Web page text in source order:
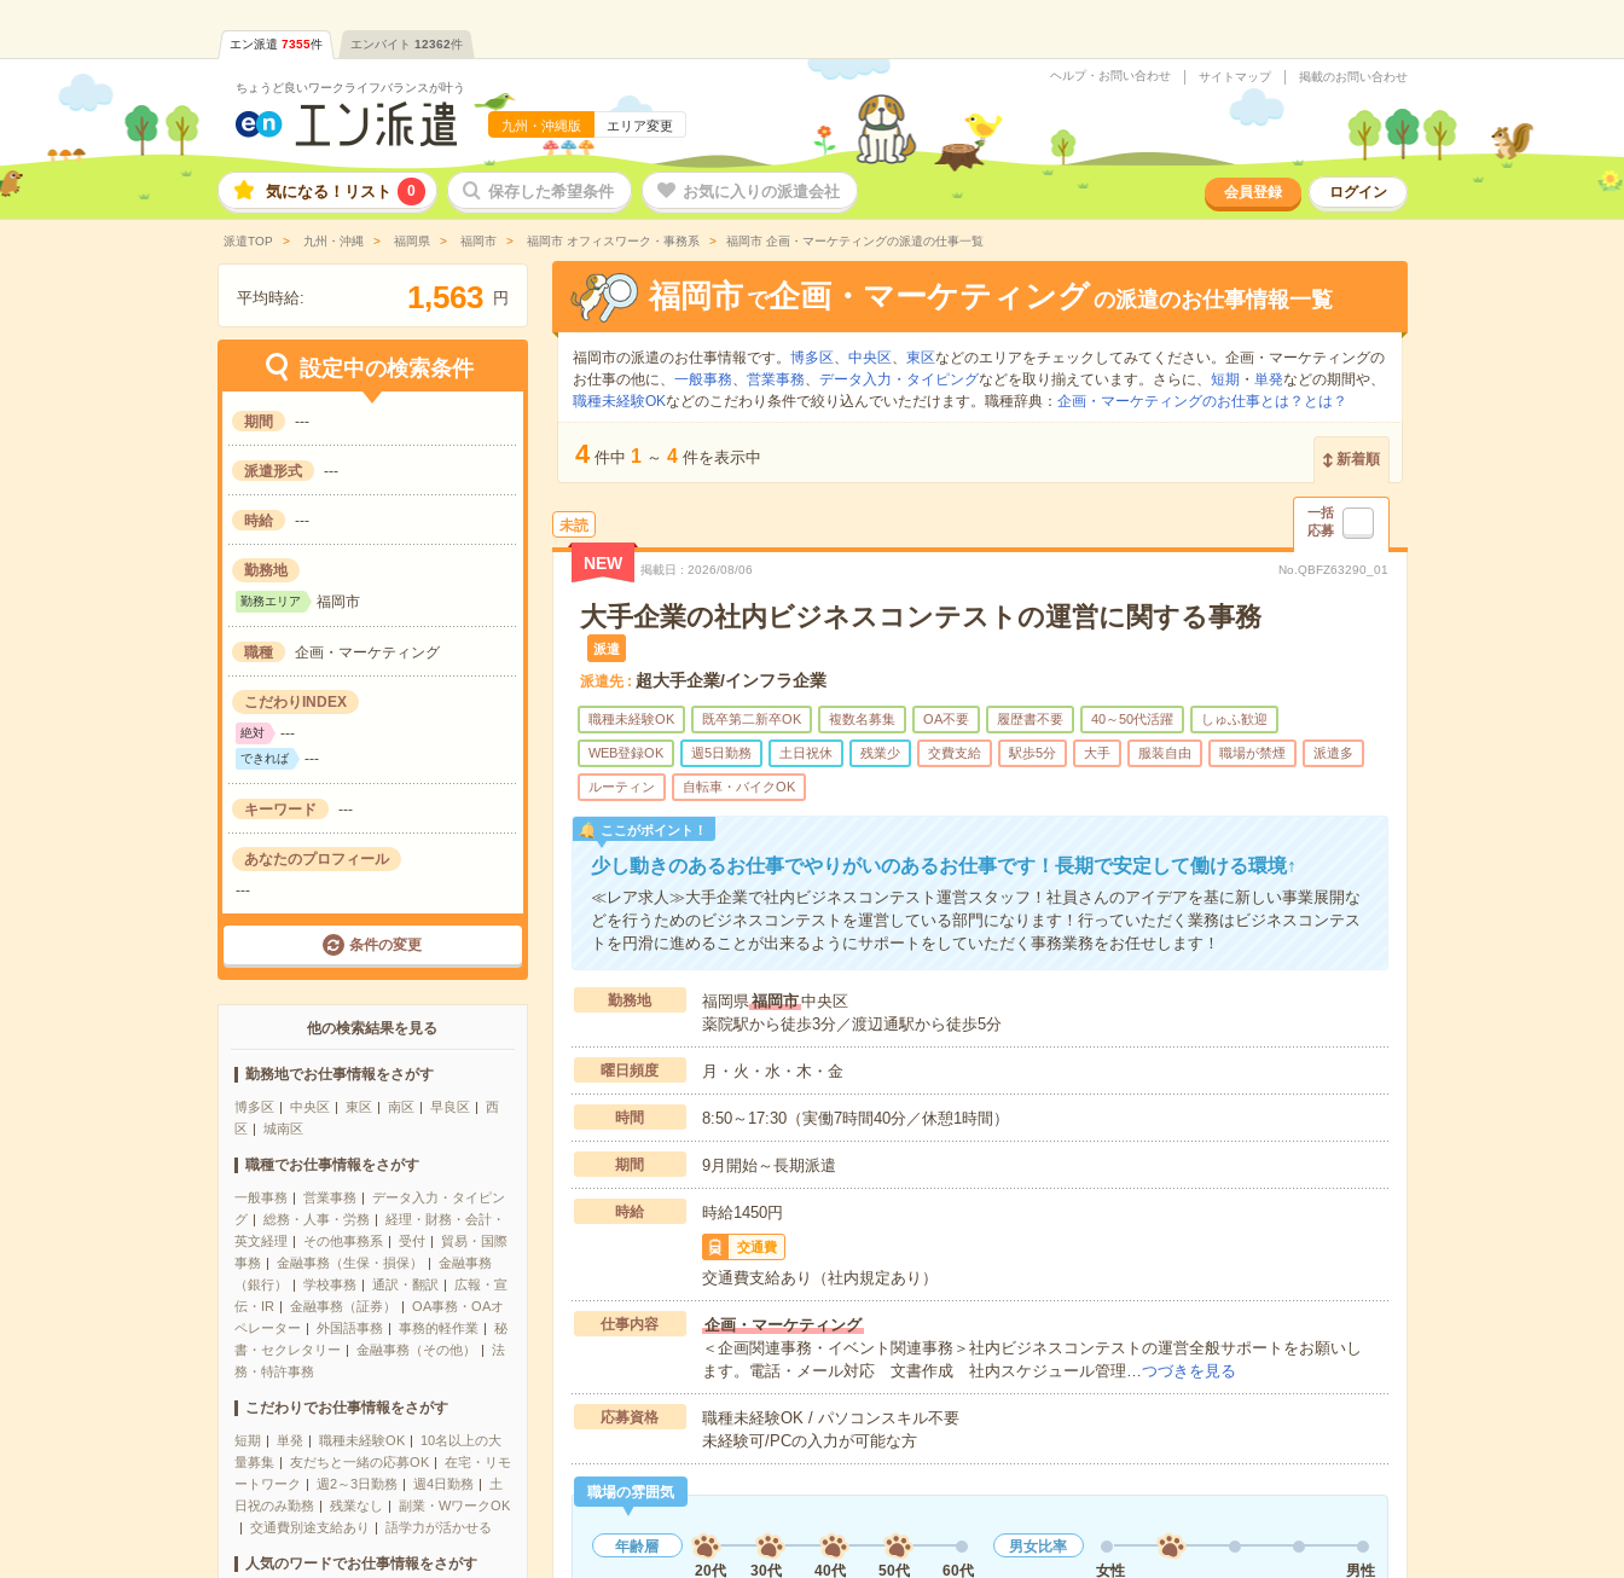
エン派遣 7355件 エンバイト 12362件
ちょうど良いワークライフバランスが叶う
九州・沖縄版 エリア変更
ヘルプ・お問い合わせ サイトマップ 掲載のお問い合わせ
気になる！リスト 0 保存した希望条件 お気に入りの派遣会社 会員登録 ログイン
派遣TOP 九州・沖縄 福岡県 福岡市 福岡市 オフィスワーク・事務系 福岡市 企画・マーケティングの派遣の仕事一覧
平均時給: 1,563 円
設定中の検索条件
期間 ---
派遣形式 ---
時給 ---
勤務地
勤務エリア 福岡市
職種 企画・マーケティング
こだわりINDEX
絶対 ---
できれば ---
キーワード ---
あなたのプロフィール
---
条件の変更
他の検索結果を見る
勤務地でお仕事情報をさがす
博多区 中央区 東区 南区 早良区
西
区
城南区
職種でお仕事情報をさがす
一般事務 営業事務
データ入力・タイピン
グ
総務・人事・労務
経理・財務・会計・
英文経理
その他事務系 受付
貿易・国際
事務
金融事務（生保・損保）
金融事務
（銀行）
学校事務 通訳・翻訳
広報・宣
伝・IR
金融事務（証券）
OA事務・OAオ
ペレーター
外国語事務 事務的軽作業
秘
書・セクレタリー
金融事務（その他）
法
務・特許事務
こだわりでお仕事情報をさがす
短期 単発 職種未経験OK
10名以上の大
量募集
友だちと一緒の応募OK
在宅・リモ
ートワーク
週2～3日勤務 週4日勤務
土
日祝のみ勤務
残業なし
副業・WワークOK
交通費別途支給あり
語学力が活かせる
人気のワードでお仕事情報をさがす
福岡市 で企画・マーケティングの派遣のお仕事情報一覧
福岡市の派遣のお仕事情報です。 博多区、 中央区、 東区などのエリアをチェックしてみてください。企画・マーケティングの
お仕事の他に、 一般事務、 営業事務、 データ入力・タイピングなどを取り揃えています。さらに、 短期 ・ 単発などの期間や、
職種未経験OKなどのこだわり条件で絞り込んでいただけます。職種辞典： 企画・マーケティングのお仕事とは？とは？
4 件中 1 ～ 4 件を表示中 新着順
未読
一括
応募
NEW 掲載日 2026/08/06 No.QBFZ63290_01
大手企業の社内ビジネスコンテストの運営に関する事務
派遣
派遣先 超大手企業/インフラ企業
職種未経験OK 既卒第二新卒OK 複数名募集 OA不要 履歴書不要 40～50代活躍 しゅふ歓迎
WEB登録OK 週5日勤務 土日祝休 残業少 交費支給 駅歩5分 大手 服装自由 職場が禁煙 派遣多
ルーティン 自転車・バイクOK
ここがポイント！
少し動きのあるお仕事でやりがいのあるお仕事です！長期で安定して働ける環境↑
≪レア求人≫大手企業で社内ビジネスコンテスト運営スタッフ！社員さんのアイデアを基に新しい事業展開な
どを行うためのビジネスコンテストを運営している部門になります！行っていただく業務はビジネスコンテス
トを円滑に進めることが出来るようにサポートをしていただく事務業務をお任せします！
勤務地 福岡県福岡市中央区
薬院駅から徒歩3分／渡辺通駅から徒歩5分
曜日頻度 月・火・水・木・金
時間 8:50～17:30（実働7時間40分／休憩1時間）
期間 9月開始～長期派遣
時給 時給1450円
交通費
交通費支給あり（社内規定あり）
仕事内容
企画・マーケティング
＜企画関連事務・イベント関連事務＞社内ビジネスコンテストの運営全般サポートをお願いし
ます。電話・メール対応 文書作成 社内スケジュール管理…つづきを見る
応募資格
職種未経験OK / パソコンスキル不要
未経験可/PCの入力が可能な方
職場の雰囲気
年齢層
20代
30代 40代 50代 60代
男女比率
女性
男性